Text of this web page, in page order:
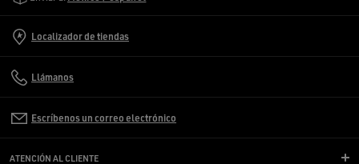
Localizador de tiendas
Llámanos
Escríbenos un correo electrónico
ATENCIÓN AL CLIENTE